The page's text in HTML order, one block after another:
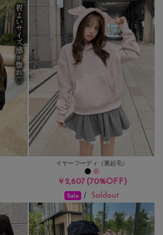
イヤーフーディ（裏起毛）
￥2,607(70%OFF)
Sale / Soldout